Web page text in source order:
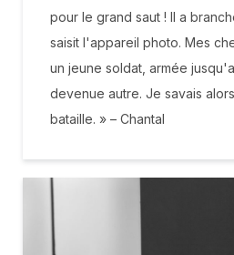
pour le grand saut ! Il a
saisit l'appareil photo. Mes
un jeune soldat, armée
devenue autre. Je savais
bataille. » – Chantal